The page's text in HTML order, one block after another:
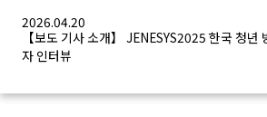
2026.04.20
【보도 기사 소개】 JENESYS2025 한국 청
자 인터뷰